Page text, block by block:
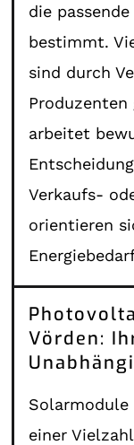
die
bestimmt.
sind durch
Produzenten
arbeitet
Verkaufs-
orientieren
Vörden:
Solarmodule
einer